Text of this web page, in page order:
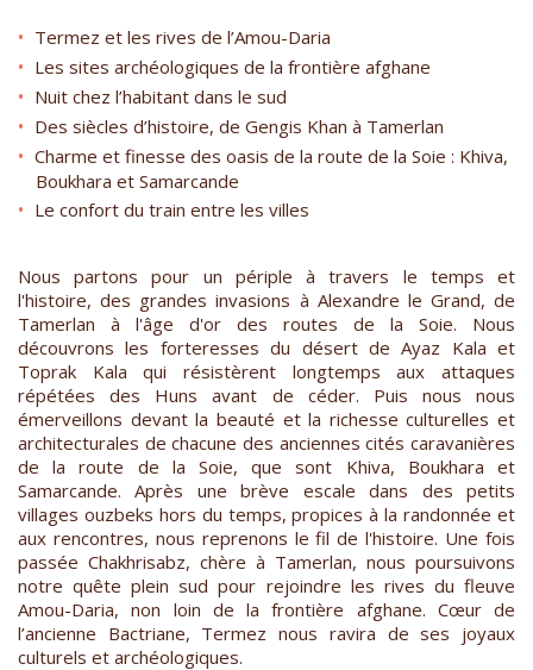
Termez et les rives de l’Amou-Daria
Les sites archéologiques de la frontière afghane
Nuit chez l’habitant dans le sud
Des siècles d’histoire, de Gengis Khan à Tamerlan
Charme et finesse des oasis de la route de la Soie : Khiva,
Boukhara et Samarcande
Le confort du train entre les villes
Nous partons pour un périple à travers le temps et
l'histoire, des grandes invasions à Alexandre le Grand, de
Tamerlan à l'âge d'or des routes de la Soie. Nous
découvrons les forteresses du désert de Ayaz Kala et
Toprak Kala qui résistèrent longtemps aux attaques
répétées des Huns avant de céder. Puis nous nous
émerveillons devant la beauté et la richesse culturelles et
architecturales de chacune des anciennes cités caravanières
de la route de la Soie, que sont Khiva, Boukhara et
Samarcande. Après une brève escale dans des petits
villages ouzbeks hors du temps, propices à la randonnée et
aux rencontres, nous reprenons le fil de l'histoire. Une fois
passée Chakhrisabz, chère à Tamerlan, nous poursuivons
notre quête plein sud pour rejoindre les rives du fleuve
Amou-Daria, non loin de la frontière afghane. Cœur de
l’ancienne Bactriane, Termez nous ravira de ses joyaux
culturels et archéologiques.